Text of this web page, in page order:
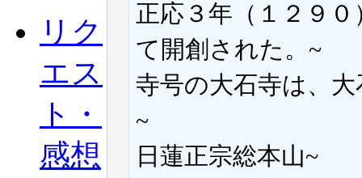
リク
エス
ト・
感想
正応３年（１２９
て開創された。~
寺号の大石寺は、
~
日蓮正宗総本山~